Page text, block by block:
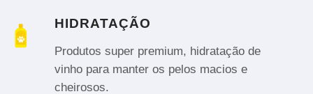
HIDRATAÇÃO
Produtos super premium, hidratação de
vinho para manter os pelos macios e
cheirosos.